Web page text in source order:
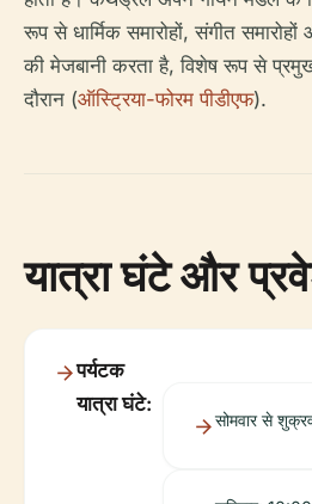
रूप से धार्मिक समारोहों, संगीत
की मेजबानी करता है, विशेष रूप से
दौरान (ऑस्ट्रिया-फोरम पीडीएफ).
यात्रा घंटे और
पर्यटक
यात्रा घंटे:
सोमवार से